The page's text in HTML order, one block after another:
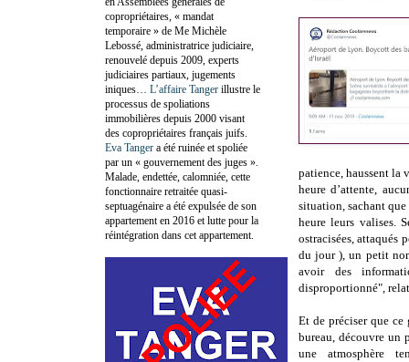
patience, haussent la
heure d’attente,
situation, sachant que
heure leurs valises.
ostracisées, attaqués
du jour ), un petit
avoir des
disproportionné",
Et de préciser que
bureau, découvre un
une atmosphère
copropriétaires, « mandat
temporaire » de Me Michèle
Lebossé, administratrice judiciaire,
renouvelé depuis 2009, experts
judiciaires partiaux, jugements
iniques… L’affaire Tanger illustre le
processus de spoliations
immobilières depuis 2000 visant
des copropriétaires français juifs.
Eva Tanger a été ruinée et spoliée
par un « gouvernement des juges ».
Malade, endettée, calomniée, cette
fonctionnaire retraitée quasi-
septuagénaire a été expulsée de son
appartement en 2016 et lutte pour la
réintégration dans cet appartement.